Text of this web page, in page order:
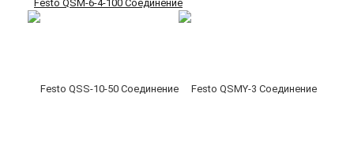
Festo QSM-6-4-100 Соединение